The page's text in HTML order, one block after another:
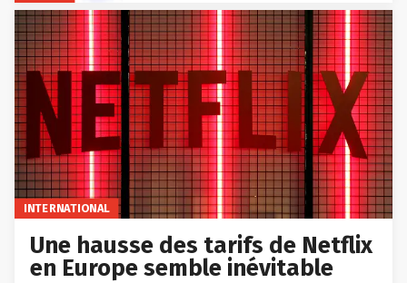
INTERNATIONAL
Une hausse des tarifs de Netflix
en Europe semble inévitable